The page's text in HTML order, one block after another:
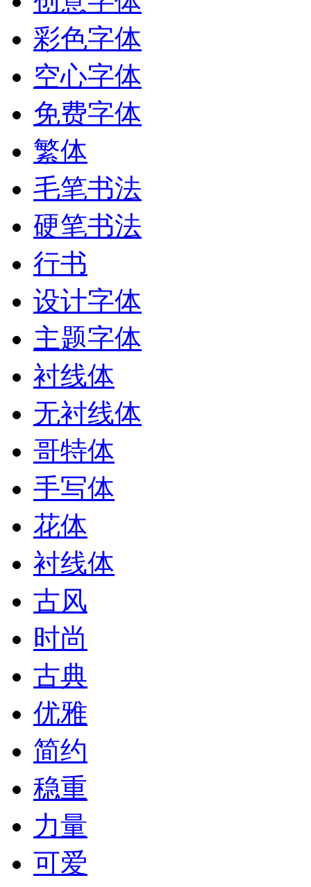
彩色字体
空心字体
免费字体
繁体
毛笔书法
硬笔书法
行书
设计字体
主题字体
衬线体
无衬线体
哥特体
手写体
花体
衬线体
古风
时尚
古典
优雅
简约
稳重
力量
可爱